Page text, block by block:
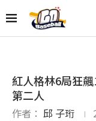
紅人格林6局狂
第二人
作者： 邱 子珩